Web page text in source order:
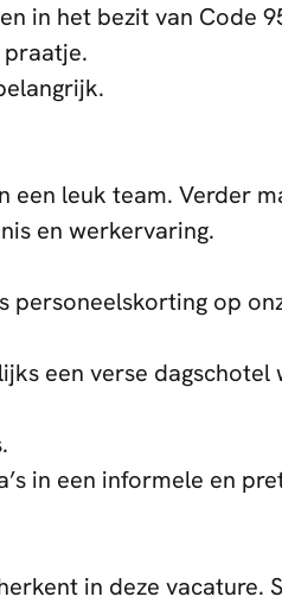
in het bezit van Code
leuk team. Verder
en werkervaring.
personeelskorting op
een verse
in een informele en
in deze